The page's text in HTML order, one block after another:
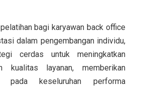
bagi karyawan back office
dalam pengembangan individu,
cerdas untuk meningkatkan
kualitas layanan, memberikan
keseluruhan performa